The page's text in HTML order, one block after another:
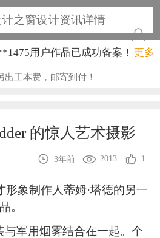
之窗设计资讯详情
用户作品已成功备案！
用户作品已成功备案！
用户作品已成功备案！
用户作品已成功备案！
用户作品已成功备案！
用户作品已成功备案！
用户作品已成功备案！
更多
工本费，邮寄到付！
的惊人艺术摄影
3年前 2013 1
象制作人蒂姆·塔德的另一
。
军用烟雾结合在一起。个